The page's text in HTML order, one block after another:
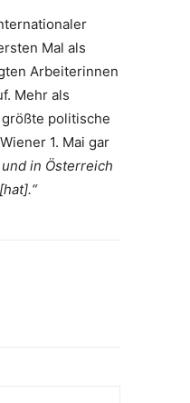
Mal als
Arbeiterinnen
Mehr als
politische
1. Mai gar
in Österreich